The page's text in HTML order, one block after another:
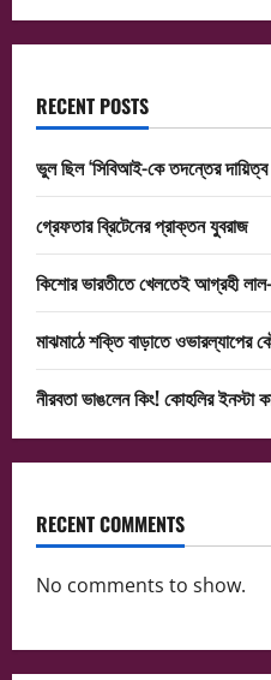
RECENT POSTS
ভুল ছিল ‘সিবিআই-কে তদন্তের
গ্রেফতার ব্রিটেনের প্রাক্তন যুবরাজ
কিশোর ভারতীতে খেলতেই আগ্রহী
মাঝমাঠে শক্তি বাড়াতে ওভারল্যাপের
নীরবতা ভাঙলেন কিং! কোহলির ইনস্টা
RECENT COMMENTS
No comments to show.